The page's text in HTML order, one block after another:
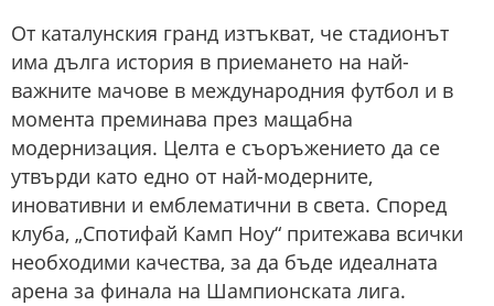
От каталунския гранд изтъкват, че стадионът
има дълга история в приемането на най-
важните мачове в международния футбол и в
момента преминава през мащабна
модернизация. Целта е съоръжението да се
утвърди като едно от най-модерните,
иновативни и емблематични в света. Според
клуба, „Спотифай Камп Ноу“ притежава всички
необходими качества, за да бъде идеалната
арена за финала на Шампионската лига.